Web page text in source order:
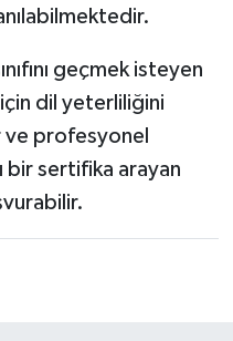
geçmek isteyen
dil yeterliliğini
ve profesyonel
bir sertifika arayan